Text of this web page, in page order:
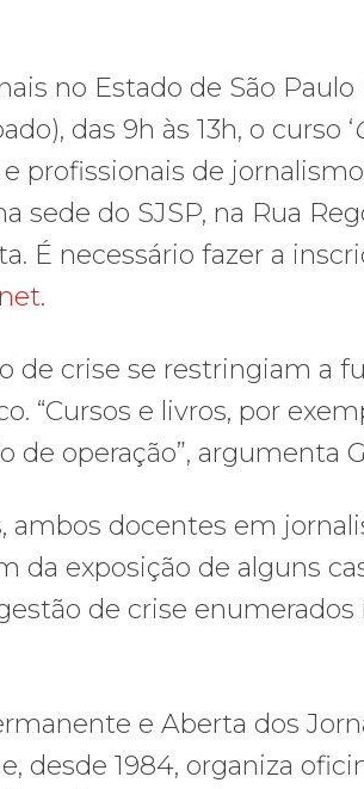
no Estado de São Paulo
das 9h às 13h, o curso ‘
profissionais de
sede do SJSP, na Rua
É necessário fazer a
.
de crise se restringiam a
“Cursos e livros, por
de operação”, argumenta
docentes em
da exposição de alguns
de crise enumerados
e Aberta dos
desde 1984, organiza